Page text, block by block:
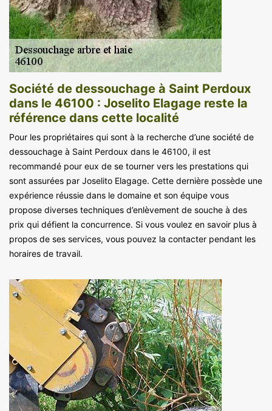
Société de dessouchage à Saint Perdoux
dans le 46100 : Joselito Elagage reste la
référence dans cette localité
Pour les propriétaires qui sont à la recherche d’une société de
dessouchage à Saint Perdoux dans le 46100, il est
recommandé pour eux de se tourner vers les prestations qui
sont assurées par Joselito Elagage. Cette dernière possède une
expérience réussie dans le domaine et son équipe vous
propose diverses techniques d’enlèvement de souche à des
prix qui défient la concurrence. Si vous voulez en savoir plus à
propos de ses services, vous pouvez la contacter pendant les
horaires de travail.